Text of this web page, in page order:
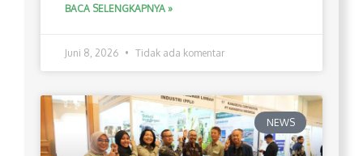
BACA SELENGKAPNYA »
Juni 8, 2026 Tidak ada komentar
NEWS